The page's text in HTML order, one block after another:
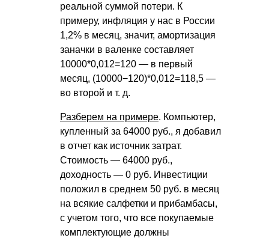
реальной суммой потери. К
примеру, инфляция у нас в России
1,2% в месяц, значит, амортизация
заначки в валенке составляет
10000*0,012=120 — в первый
месяц, (10000−120)*0,012=118,5 —
во второй и т. д.
Разберем на примере. Компьютер,
купленный за 64000 руб., я добавил
в отчет как источник затрат.
Стоимость — 64000 руб.,
доходность — 0 руб. Инвестиции
положил в среднем 50 руб. в месяц
на всякие салфетки и прибамбасы,
с учетом того, что все покупаемые
комплектующие должны